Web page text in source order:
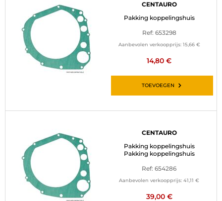
CENTAURO
Pakking koppelingshuis
Ref: 653298
Aanbevolen verkoopprijs: 15,66 €
14,80 €
TOEVOEGEN
CENTAURO
Pakking koppelingshuis
Pakking koppelingshuis
Ref: 654286
Aanbevolen verkoopprijs: 41,11 €
39,00 €